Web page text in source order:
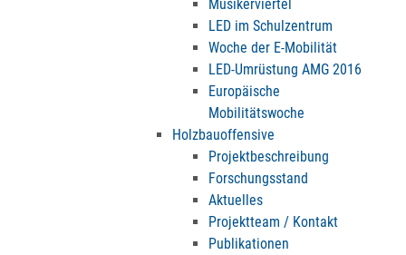
Musikerviertel
LED im Schulzentrum
Woche der E-Mobilität
LED-Umrüstung AMG 2016
Europäische
Mobilitätswoche
Holzbauoffensive
Projektbeschreibung
Forschungsstand
Aktuelles
Projektteam / Kontakt
Publikationen